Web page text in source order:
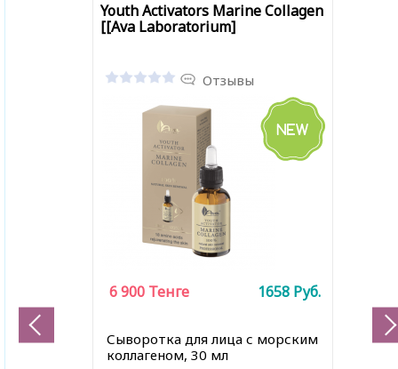
Youth Activators Marine Collagen
[[Ava Laboratorium]
Отзывы
Сыворотка для лица с морским
коллагеном, 30 мл
6 900 Тенге 1658 Руб.